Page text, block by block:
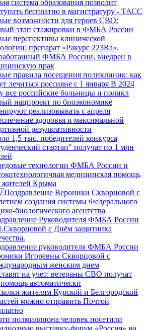
система образования позволит
бесплатно в магистратуру - ТАСС
возможности для героев СВО:
этап стажировки в ФМБА России
перспективы клинической
препарат «Ракурс 223Ra»,
ФМБА России, внедрен в
прак
правила посещения поликлиник: как
лечиться россияне с 1 января В 2024
все российские больницы и поликл
нацпроект по биоэкономике
реализовывать с апреля
здоровья и максимальной
результативности
1,5 тыс. победителей конкурса
стартап" получат по 1 млн
технологии ФМБА России и
медицинская помощь
жителей Крыма
Вероники Скворцовой с
создания системы Федерального
биологического агентства
Руководителя ФМБА России
с Днём защитника
руководителя ФМБА России
Игоревны Скворцовой с
женским днем
на учет: ветераны СВО получат
автоматически
жителям Курской и Белгородской
можно отправить Почтой
полмиллиона человек посетили
выставку-форум «Россия» на